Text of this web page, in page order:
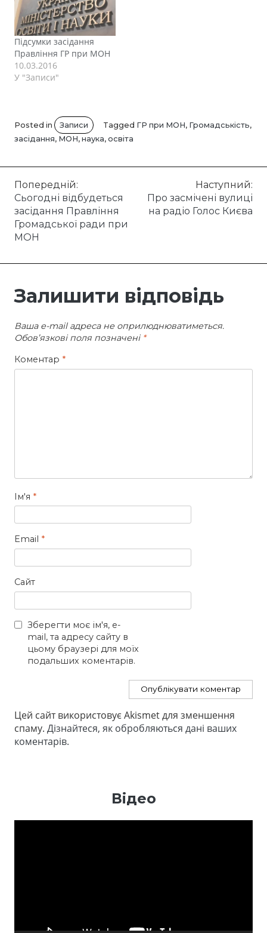
Підсумки засідання
Правління ГР при МОН
10.03.2016
У "Записи"
Posted in Записи Tagged ГР при МОН, Громадськість,
засідання, МОН, наука, освіта
Навігація
записів
Попередній:
Сьогодні відбудеться
засідання Правління
Громадської ради при
МОН
Наступний:
Про засмічені вулиці
на радіо Голос Києва
Залишити відповідь
Ваша e-mail адреса не оприлюднюватиметься.
Обов’язкові поля позначені *
Коментар *
Ім'я *
Email *
Сайт
Зберегти моє ім'я, e-
mail, та адресу сайту в
цьому браузері для моїх
подальших коментарів.
Цей сайт використовує Akismet для зменшення
спаму. Дізнайтеся, як обробляються дані ваших
коментарів.
Відео